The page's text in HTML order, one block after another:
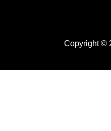
Copyright ©